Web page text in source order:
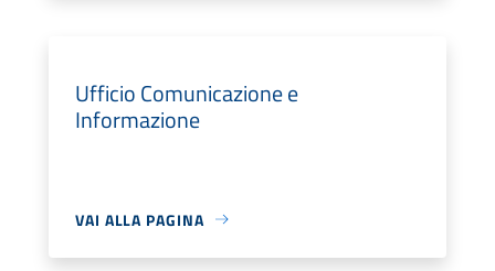
Ufficio Comunicazione e
Informazione
VAI ALLA PAGINA